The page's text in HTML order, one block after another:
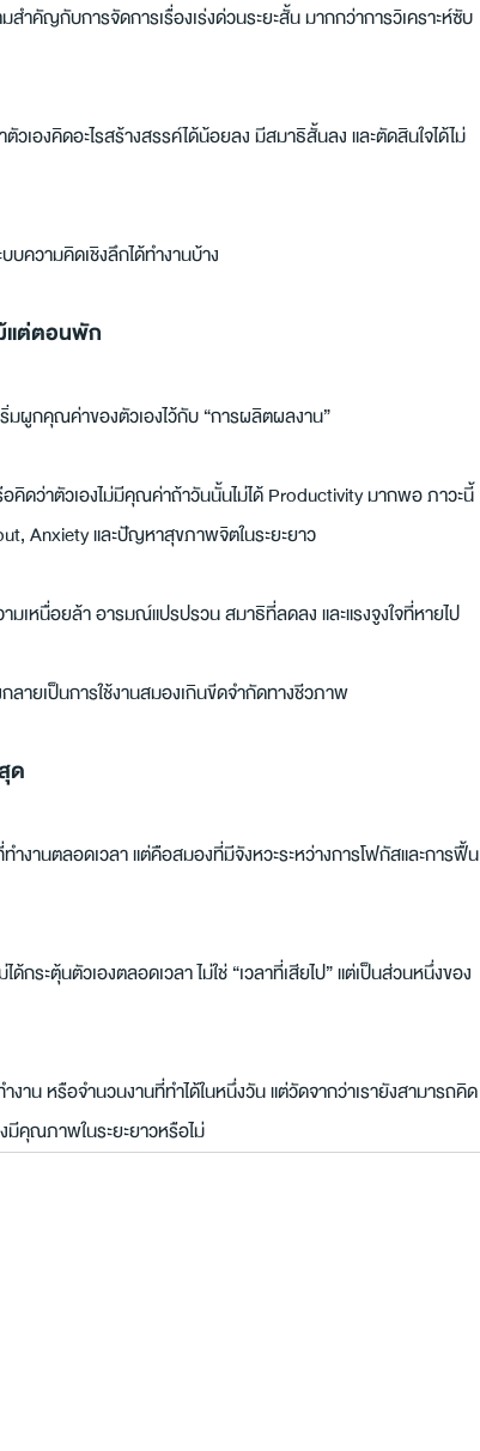
ำคัญกับการจัดการเรื่องเร่งด่วนระยะสั้น มากกว่าการวิเคราะห์ซับ
องคิดอะไรสร้างสรรค์ได้น้อยลง มีสมาธิสั้นลง และตัดสินใจได้ไม่
บความคิดเชิงลึกได้ทำงานบ้าง
แต่ตอนพัก
มผูกคุณค่าของตัวเองไว้กับ “การผลิตผลงาน”
คิดว่าตัวเองไม่มีคุณค่าถ้าวันนั้นไม่ได้ Productivity มากพอ ภาวะนี้
Anxiety และปัญหาสุขภาพจิตในระยะยาว
เหนื่อยล้า อารมณ์แปรปรวน สมาธิที่ลดลง และแรงจูงใจที่หายไป
ายเป็นการใช้งานสมองเกินขีดจำกัดทางชีวภาพ
ด
ำงานตลอดเวลา แต่คือสมองที่มีจังหวะระหว่างการโฟกัสและการฟื้น
ระตุ้นตัวเองตลอดเวลา ไม่ใช่ “เวลาที่เสียไป” แต่เป็นส่วนหนึ่งของ
าน หรือจำนวนงานที่ทำได้ในหนึ่งวัน แต่วัดจากว่าเรายังสามารถคิด
มีคุณภาพในระยะยาวหรือไม่